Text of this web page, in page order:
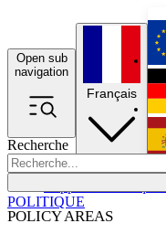
Open sub
navigation
Recherche
POLICY AREAS
Français
POLITIQUE